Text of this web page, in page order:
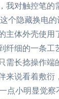
我对触控笔
隐藏换电的
体外壳使
细的一条
长捻操作
说看着敷衍
点小明显觉